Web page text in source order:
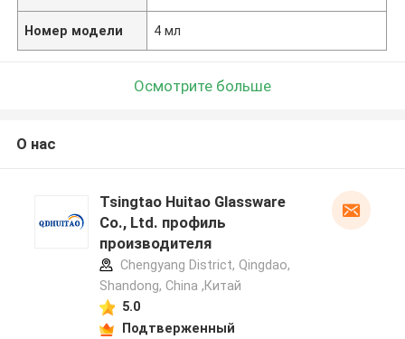
Номер модели 4 мл
Осмотрите больше
О нас
Tsingtao Huitao Glassware
Co., Ltd. профиль
производителя
Chengyang District, Qingdao,
Shandong, China ,Китай
5.0
Подтверженный